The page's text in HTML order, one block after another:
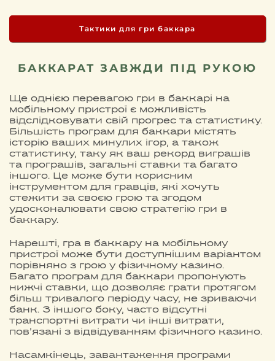
Тактики для гри баккара
БАККАРАТ ЗАВЖДИ ПІД РУКОЮ
Ще однією перевагою гри в баккарі на
мобільному пристрої є можливість
відслідковувати свій прогрес та статистику.
Більшість програм для баккари містять
історію ваших минулих ігор, а також
статистику, таку як ваш рекорд виграшів
та програшів, загальні ставки та багато
іншого. Це може бути корисним
інструментом для гравців, які хочуть
стежити за своєю грою та згодом
удосконалювати свою стратегію гри в
баккару.
Нарешті, гра в баккару на мобільному
пристрої може бути доступнішим варіантом
порівняно з грою у фізичному казино.
Багато програм для баккари пропонують
нижчі ставки, що дозволяє грати протягом
більш тривалого періоду часу, не зриваючи
банк. З іншого боку, часто відсутні
транспортні витрати чи інші витрати,
пов’язані з відвідуванням фізичного казино.
Насамкінець, завантаження програми